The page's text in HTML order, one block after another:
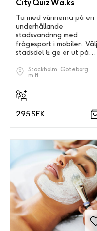
City Quiz Walks
Ta med vännerna på en
underhållande
stadsvandring med
frågesport i mobilen. Välj
stadsdel & ge er ut på
Stockholm, Göteborg
m.fl.
295 SEK